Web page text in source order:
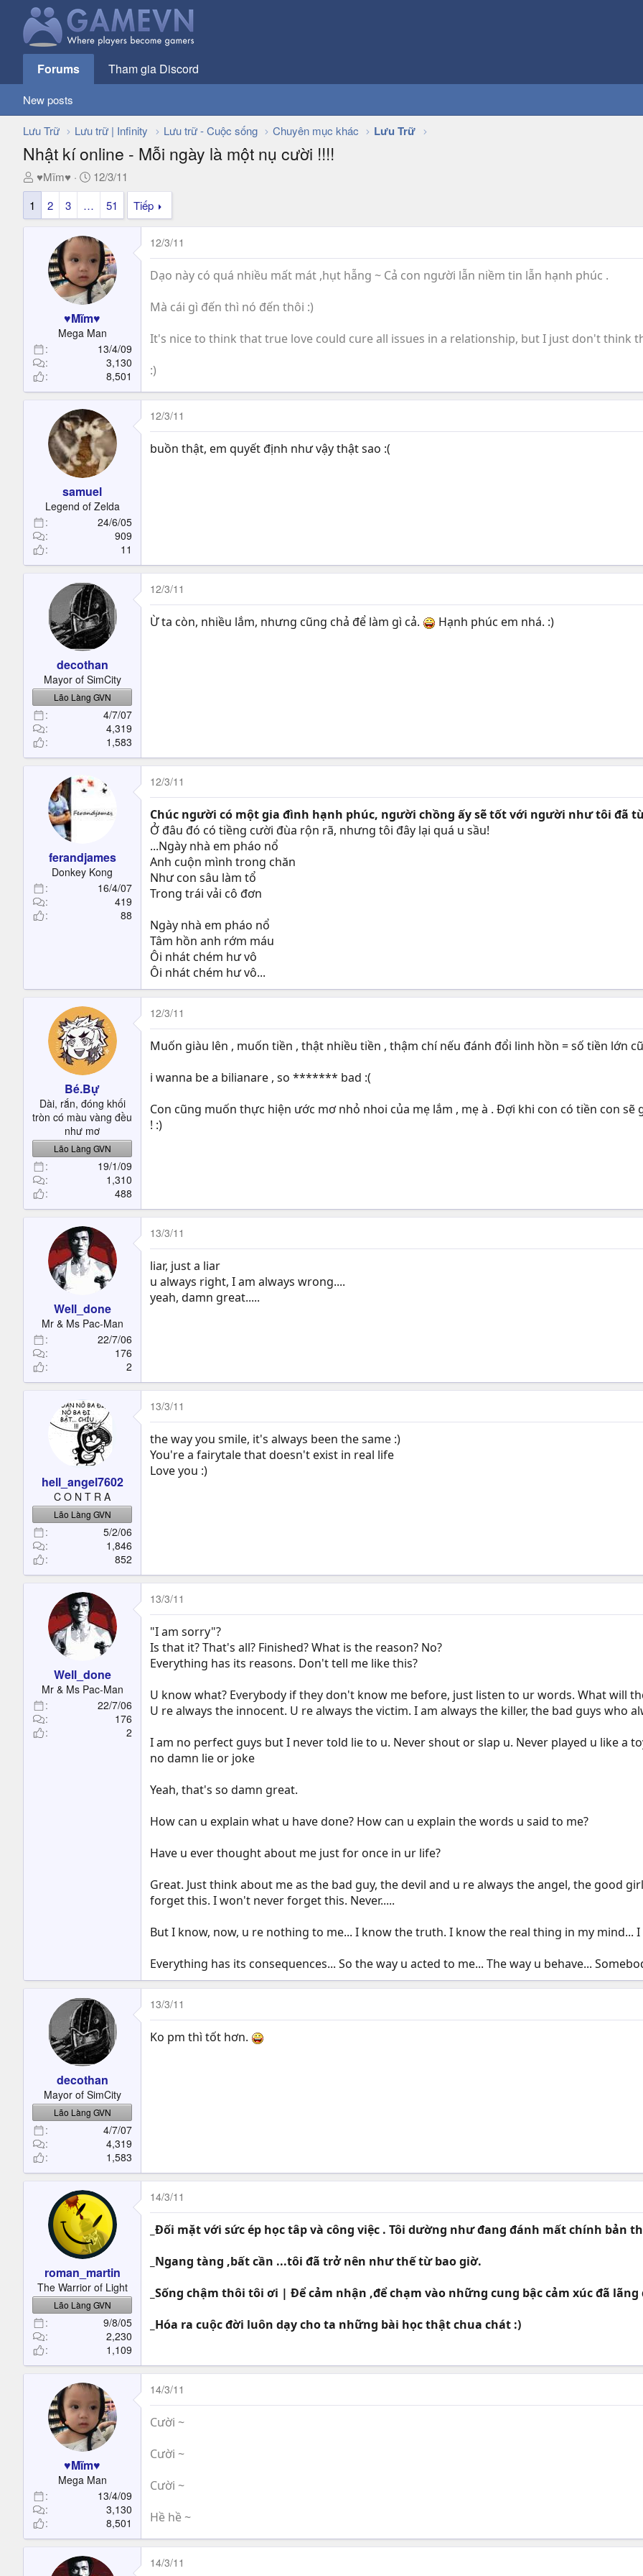
Forums Tham gia Discord
New posts
Lưu Trữ Lưu trữ | Infinity Lưu trữ - Cuộc sống Chuyên mục khác Lưu Trữ
Nhật kí online - Mỗi ngày là một nụ cười !!!!
T
h
e
e
r
♥Mĩm♥
N
g
à
y
g
ử
i
12/3/11
1
2 3 … 51 Tiếp
♥Mĩm♥
Mega Man
13/4/09
3,130
8,501
12/3/11
Dạo này có quá nhiều mất mát ,hụt hẫng ~ Cả con người lẫn niềm tin lẫn hạnh phúc .
Mà cái gì đến thì nó đến thôi :)
It's nice to think that true love could cure all issues in a relationship, but I just don't think
:)
samuel
Legend of Zelda
24/6/05
909
11
12/3/11
buồn thật, em quyết định như vậy thật sao :(
decothan
Mayor of SimCity
Lão Làng GVN
4/7/07
4,319
1,583
12/3/11
Ừ ta còn, nhiều lắm, nhưng cũng chả để làm gì cả. Hạnh phúc em nhá. :)
ferandjames
Donkey Kong
16/4/07
419
88
12/3/11
Chúc người có một gia đình hạnh phúc, người chồng ấy sẽ tốt với người như tôi đã
Ở đâu đó có tiềng cười đùa rộn rã, nhưng tôi đây lại quá u sầu!
...Ngày nhà em pháo nổ
Anh cuộn mình trong chăn
Như con sâu làm tổ
Trong trái vải cô đơn
Ngày nhà em pháo nổ
Tâm hồn anh rớm máu
Ôi nhát chém hư vô
Ôi nhát chém hư vô...
Bé.Bự
Dài, rắn, đóng khối
tròn có màu vàng đều
như mơ
Lão Làng GVN
19/1/09
1,310
488
12/3/11
Muốn giàu lên , muốn tiền , thật nhiều tiền , thậm chí nếu đánh đổi linh hồn = số tiền lớn
i wanna be a bilianare , so ******* bad :(
Con cũng muốn thực hiện ước mơ nhỏ nhoi của mẹ lắm , mẹ à . Đợi khi con có tiền con
! :)
Well_done
Mr & Ms Pac-Man
22/7/06
176
2
13/3/11
liar, just a liar
u always right, I am always wrong....
yeah, damn great.....
hell_angel7602
C O N T R A
Lão Làng GVN
5/2/06
1,846
852
13/3/11
the way you smile, it's always been the same :)
You're a fairytale that doesn't exist in real life
Love you :)
Well_done
Mr & Ms Pac-Man
22/7/06
176
2
13/3/11
"I am sorry"?
Is that it? That's all? Finished? What is the reason? No?
Everything has its reasons. Don't tell me like this?
U know what? Everybody if they don't know me before, just listen to ur words. What will
U re always the innocent. U re always the victim. I am always the killer, the bad guys who
I am no perfect guys but I never told lie to u. Never shout or slap u. Never played u like a
no damn lie or joke
Yeah, that's so damn great.
How can u explain what u have done? How can u explain the words u said to me?
Have u ever thought about me just for once in ur life?
Great. Just think about me as the bad guy, the devil and u re always the angel, the good
forget this. I won't never forget this. Never.....
But I know, now, u re nothing to me... I know the truth. I know the real thing in my mind...
Everything has its consequences... So the way u acted to me... The way u behave...
decothan
Mayor of SimCity
Lão Làng GVN
4/7/07
4,319
1,583
13/3/11
Ko pm thì tốt hơn.
roman_martin
The Warrior of Light
Lão Làng GVN
9/8/05
2,230
1,109
14/3/11
_Đối mặt với sức ép học tâp và công việc . Tôi dường như đang đánh mất chính bản
_Ngang tàng ,bất cần ...tôi đã trở nên như thế từ bao giờ.
_Sống chậm thôi tôi ơi | Để cảm nhận ,để chạm vào những cung bậc cảm xúc đã lãng
_Hóa ra cuộc đời luôn dạy cho ta những bài học thật chua chát :)
♥Mĩm♥
Mega Man
13/4/09
3,130
8,501
14/3/11
Cười ~
Cười ~
Cười ~
Hề hề ~
14/3/11